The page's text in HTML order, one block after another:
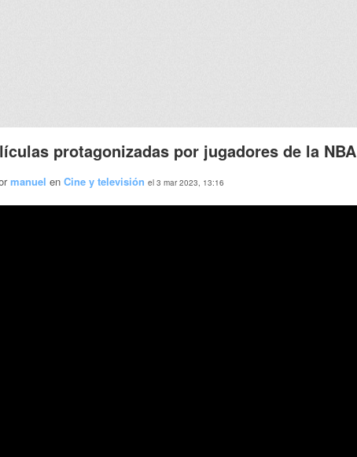
protagonizadas por jugadores de la NBA
manuel en Cine y televisión el 3 mar 2023, 13:16